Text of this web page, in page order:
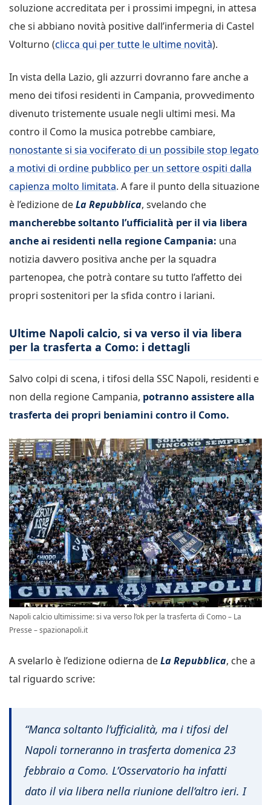
soluzione accreditata per i prossimi impegni, in attesa
che si abbiano novità positive dall’infermeria di Castel
Volturno (clicca qui per tutte le ultime novità).
In vista della Lazio, gli azzurri dovranno fare anche a
meno dei tifosi residenti in Campania, provvedimento
divenuto tristemente usuale negli ultimi mesi. Ma
contro il Como la musica potrebbe cambiare,
nonostante si sia vociferato di un possibile stop legato
a motivi di ordine pubblico per un settore ospiti dalla
capienza molto limitata. A fare il punto della situazione
è l’edizione deLa Repubblica, svelando che
mancherebbe soltanto l’ufficialità per il via libera
anche ai residenti nella regione Campania: una
notizia davvero positiva anche per la squadra
partenopea, che potrà contare su tutto l’affetto dei
propri sostenitori per la sfida contro i lariani.
Ultime Napoli calcio, si va verso il via libera
per la trasferta a Como: i dettagli
Salvo colpi di scena, i tifosi della SSC Napoli, residenti e
non della regione Campania, potranno assistere alla
trasferta dei propri beniamini contro il Como.
Napoli calcio ultimissime: si va verso l’ok per la trasferta di Como – La
Presse – spazionapoli.it
A svelarlo è l’edizione odierna deLa Repubblica, che a
tal riguardo scrive:
“Manca soltanto l’ufficialità, ma i tifosi del
Napoli torneranno in trasferta domenica 23
febbraio a Como. L’Osservatorio ha infatti
dato il via libera nella riunione dell’altro ieri. I